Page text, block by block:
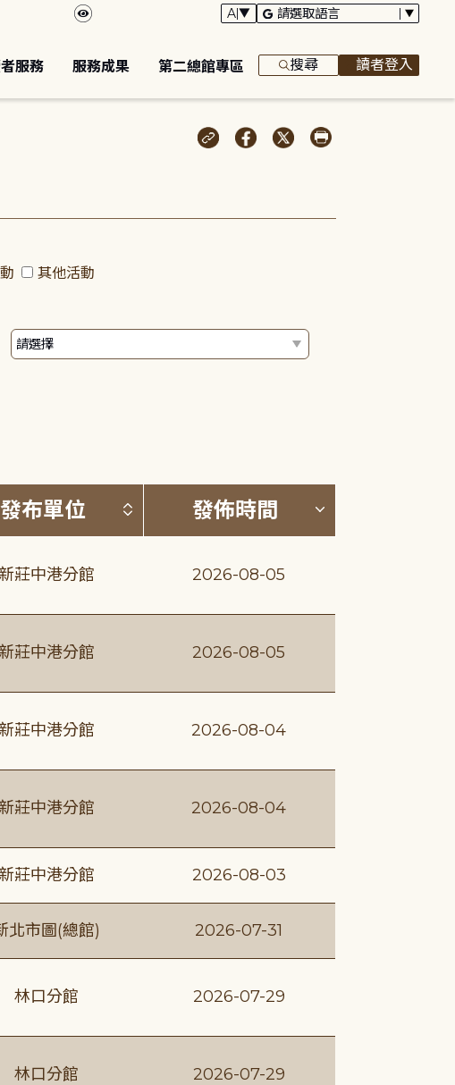
服務 服務成果 第二總館專區 搜尋 讀者登入
其他活動
序 (升降冪)
發布單位 按發布單位排序 (升降冪)
發佈時間 按發佈時間
莊中港分館 2026-08-05
莊中港分館 2026-08-05
莊中港分館 2026-08-04
莊中港分館 2026-08-04
莊中港分館 2026-08-03
北市圖(總館) 2026-07-31
林口分館 2026-07-29
林口分館 2026-07-29